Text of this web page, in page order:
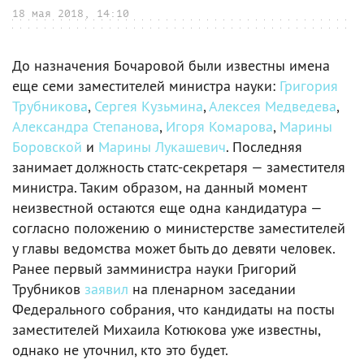
18 мая 2018, 14:10
До назначения Бочаровой были известны имена
еще семи заместителей министра науки: Григория
Трубникова, Сергея Кузьмина,Алексея Медведева,
Александра Степанова, Игоря Комарова, Марины
Боровской и Марины Лукашевич. Последняя
занимает должность статс-секретаря — заместителя
министра. Таким образом, на данный момент
неизвестной остаются еще одна кандидатура —
согласно положению о министерстве заместителей
у главы ведомства может быть до девяти человек.
Ранее первый замминистра науки Григорий
Трубников заявил на пленарном заседании
Федерального собрания, что кандидаты на посты
заместителей Михаила Котюкова уже известны,
однако не уточнил, кто это будет.